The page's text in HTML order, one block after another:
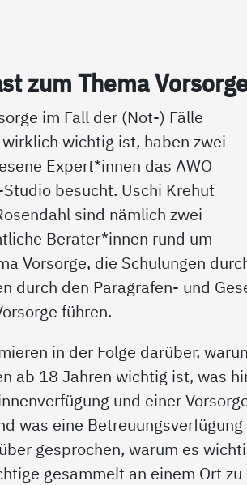
zum The­ma
im Fall der (Not-) Fälle
wichtig ist, haben zwei
Expert*innen das AWO
besucht. Uschi Krehut
sind nämlich zwei
Berater*innen rund um
Vorsorge, die Schulungen
durch den Paragrafen- und
führen.
in der Folge darüber,
ab 18 Jahren wichtig ist, was
und einer
was eine
gesprochen, warum es
gesammelt an einem Ort zu